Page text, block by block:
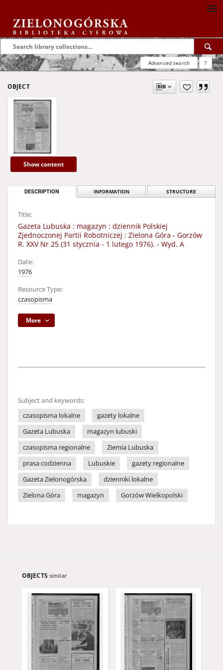
Advanced search ?
OBJECT
Show content
DESCRIPTION INFORMATION STRUCTURE
Title:
Gazeta Lubuska : magazyn : dziennik Polskiej
Zjednoczonej Partii Robotniczej : Zielona Góra - Gorzów
R. XXV Nr 25 (31 stycznia - 1 lutego 1976). - Wyd. A
Date:
1976
Resource Type:
czasopisma
More
Subject and keywords:
czasopisma lokalne
gazety lokalne
Gazeta Lubuska
magazyn lubuski
czasopisma regionalne
Ziemia Lubuska
prasa codzienna
Lubuskie
gazety regionalne
Gazeta Zielonogórska
dzienniki lokalne
Zielona Góra
magazyn Gorzów Wielkopolski
OBJECTS similar